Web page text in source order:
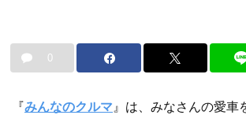
0
『みんなのクルマ 』は、みなさんの愛車